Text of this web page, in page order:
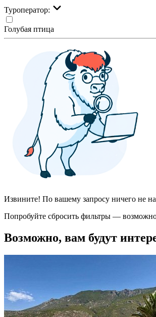
Туроператор:
Голубая птица
Извините! По вашему запросу ничего не
Попробуйте сбросить фильтры —
Возможно, вам будут